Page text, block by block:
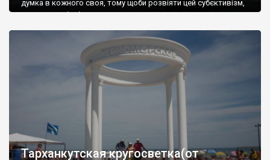
думка в кожного своя, тому щоби розвіяти цей субєктивізм,
запрошую відвідати це
Тарханкутская кругосветка(от